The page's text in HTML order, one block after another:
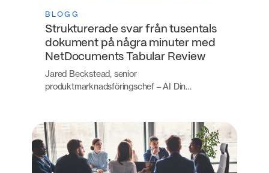
BLOGG
Strukturerade svar från tusentals
dokument på några minuter med
NetDocuments Tabular Review
Jared Beckstead, senior
produktmarknadsföringschef – AI Din…